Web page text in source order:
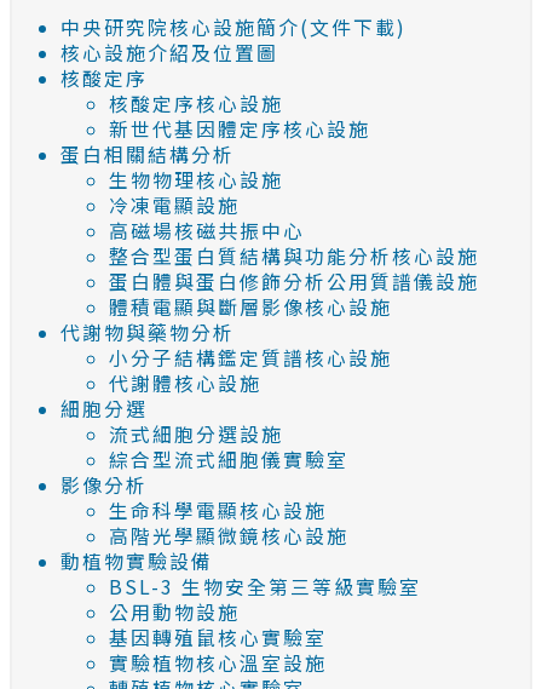
中央研究院核心設施簡介(文件下載)
核心設施介紹及位置圖
核酸定序
核酸定序核心設施
新世代基因體定序核心設施
蛋白相關結構分析
生物物理核心設施
冷凍電顯設施
高磁場核磁共振中心
整合型蛋白質結構與功能分析核心設施
蛋白體與蛋白修飾分析公用質譜儀設施
體積電顯與斷層影像核心設施
代謝物與藥物分析
小分子結構鑑定質譜核心設施
代謝體核心設施
細胞分選
流式細胞分選設施
綜合型流式細胞儀實驗室
影像分析
生命科學電顯核心設施
高階光學顯微鏡核心設施
動植物實驗設備
BSL-3 生物安全第三等級實驗室
公用動物設施
基因轉殖鼠核心實驗室
實驗植物核心溫室設施